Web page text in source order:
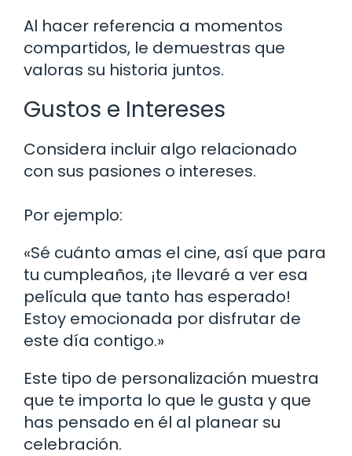
Al hacer referencia a momentos
compartidos, le demuestras que
valoras su historia juntos.
Gustos e Intereses
Considera incluir algo relacionado
con sus pasiones o intereses.
Por ejemplo:
«Sé cuánto amas el cine, así que para
tu cumpleaños, ¡te llevaré a ver esa
película que tanto has esperado!
Estoy emocionada por disfrutar de
este día contigo.»
Este tipo de personalización muestra
que te importa lo que le gusta y que
has pensado en él al planear su
celebración.